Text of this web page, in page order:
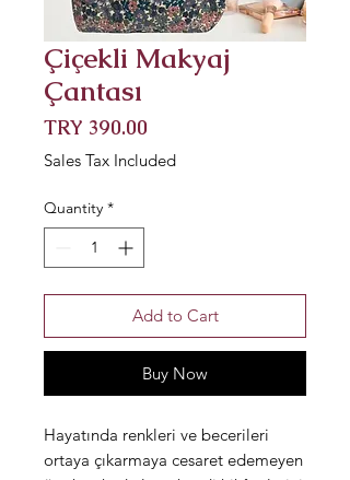
Çiçekli Makyaj
Çantası
TRY 390.00
Sales Tax Included
Quantity *
Add to Cart
Buy Now
Hayatında renkleri ve becerileri
ortaya çıkarmaya cesaret edemeyen